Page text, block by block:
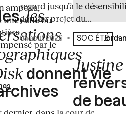
une série où
par le
les
donnent vie
dans la cour de
regard jusqu’à le
dernier projet du...
04 août 2026 • Écrit par
SOCIÉTÉ
de